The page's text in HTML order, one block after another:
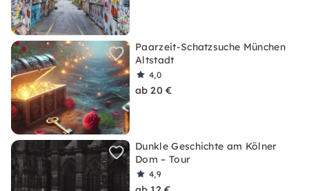
Paarzeit-Schatzsuche München
Altstadt
4,0
ab 20 €
Dunkle Geschichte am Kölner
Dom – Tour
4,9